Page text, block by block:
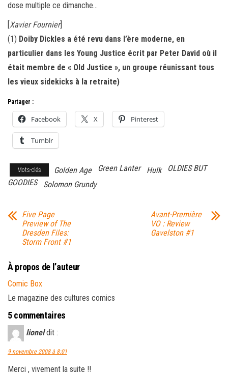
dose multiple ce dimanche…
[Xavier Fournier]
(1) Doiby Dickles a été revu dans l’ère moderne, en
particulier dans les Young Justice écrit par Peter David où il
était membre de « Old Justice », un groupe réunissant tous
les vieux sidekicks à la retraite)
Partager :
Facebook X Pinterest
Tumblr
Mots-clés Golden Age Green Lanter Hulk
OLDIES BUT
GOODIES
Solomon Grundy
Five Page
Preview of The
Dresden Files:
Storm Front #1
Avant-Première
VO : Review
Gavelston #1
À propos de l’auteur
Comic Box
Le magazine des cultures comics
5 commentaires
lionel dit :
9 novembre 2008 à 8:01
Merci , vivement la suite !!